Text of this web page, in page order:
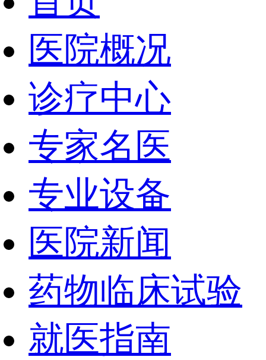
医院概况
诊疗中心
专家名医
专业设备
医院新闻
药物临床试验
就医指南